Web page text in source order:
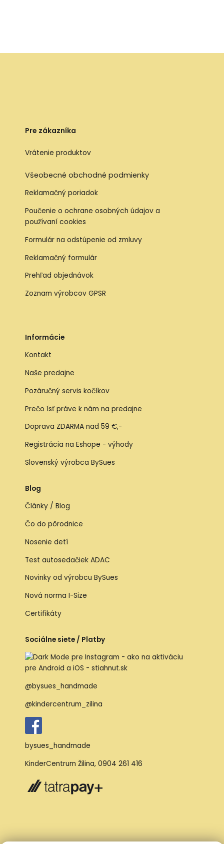
Pre zákazníka
Vrátenie produktov
Všeobecné obchodné podmienky
Reklamačný poriadok
Poučenie o ochrane osobných údajov a
používaní cookies
Formulár na odstúpenie od zmluvy
Reklamačný formulár
Prehľad objednávok
Zoznam výrobcov GPSR
Informácie
Kontakt
Naše predajne
Pozáručný servis kočíkov
Prečo ísť práve k nám na predajne
Doprava ZDARMA nad 59 €,-
Registrácia na Eshope - výhody
Slovenský výrobca BySues
Blog
Články / Blog
Čo do pôrodnice
Nosenie detí
Test autosedačiek ADAC
Novinky od výrobcu BySues
Nová norma I-Size
Certifikáty
Sociálne siete / Platby
@bysues_handmade
@kindercentrum_zilina
bysues_handmade
KinderCentrum Žilina, 0904 261 416